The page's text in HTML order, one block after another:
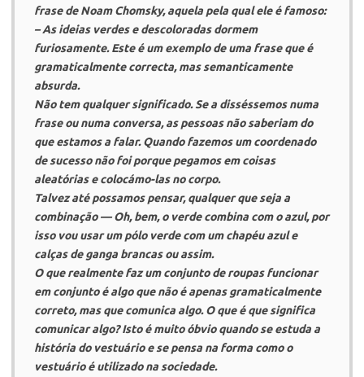
frase de Noam Chomsky, aquela pela qual ele é famoso:
– As ideias verdes e descoloradas dormem
furiosamente. Este é um exemplo de uma frase que é
gramaticalmente correcta, mas semanticamente
absurda.
Não tem qualquer significado. Se a disséssemos numa
frase ou numa conversa, as pessoas não saberiam do
que estamos a falar. Quando fazemos um coordenado
de sucesso não foi porque pegamos em coisas
aleatórias e colocámo-las no corpo.
Talvez até possamos pensar, qualquer que seja a
combinação — Oh, bem, o verde combina com o azul, por
isso vou usar um pólo verde com um chapéu azul e
calças de ganga brancas ou assim.
O que realmente faz um conjunto de roupas funcionar
em conjunto é algo que não é apenas gramaticalmente
correto, mas que comunica algo. O que é que significa
comunicar algo? Isto é muito óbvio quando se estuda a
história do vestuário e se pensa na forma como o
vestuário é utilizado na sociedade.